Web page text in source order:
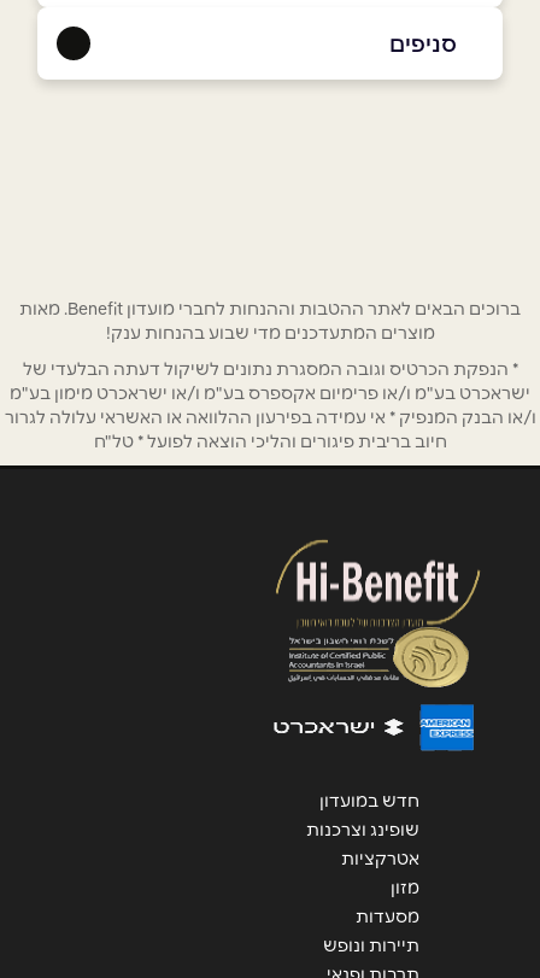
נושא*
אנא חזרו אלי בקשר ל...
הודעה*
שליחה
סניפים
ברוכים הבאים לאתר ההטבות וההנחות לחברי מועדון Benefit. מאות
מוצרים המתעדכנים מדי שבוע בהנחות ענק!
* הנפקת הכרטיס וגובה המסגרת נתונים לשיקול דעתה הבלעדי של
ישראכרט בע"מ ו/או פרימיום אקספרס בע"מ ו/או ישראכרט מימון בע"מ
ו/או הבנק המנפיק * אי עמידה בפירעון ההלוואה או האשראי עלולה לגרור
חיוב בריבית פיגורים והליכי הוצאה לפועל * טל"ח
חדש במועדון
שופינג וצרכנות
אטרקציות
מזון
מסעדות
תיירות ונופש